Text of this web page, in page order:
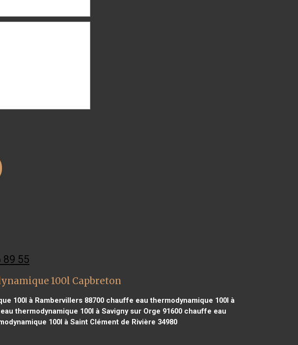
89 55
100l Capbreton
100l à Rambervillers 88700 chauffe eau thermodynamique 100l à
thermodynamique 100l à Savigny sur Orge 91600 chauffe eau
100l à Saint Clément de Rivière 34980